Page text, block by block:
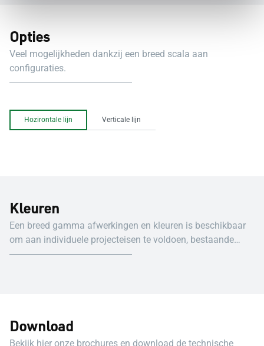
Opties
Veel mogelijkheden dankzij een breed scala aan
configuraties.
Hozirontale lijn Verticale lijn
Kleuren
Een breed gamma afwerkingen en kleuren is beschikbaar
om aan individuele projecteisen te voldoen, bestaande
gebouwen te verfraaien en om een grotere ontwerpvrijheid
poedercoatingkleuren in mat of glanzend. ▬ Uniek
houteffect, gestructureerde en gestructureerde metallic
Download
Bekijk hier onze brochures en download de technische